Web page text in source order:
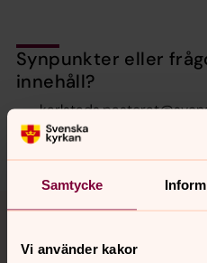
Samtycke
Vi använder kakor
Synpunkter eller
innehåll?
Dela
Tillbaka till toppen
Tillbaka till innehållet